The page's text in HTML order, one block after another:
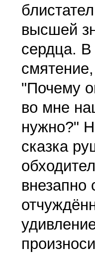
высшей
сердца.
"Почему
во мне
нужно?"
сказка
внезапно